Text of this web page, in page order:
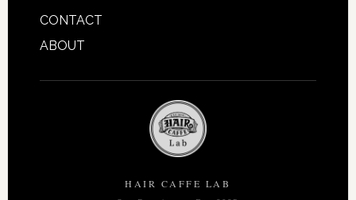
CONTACT
ABOUT
HAIR CAFFE LAB